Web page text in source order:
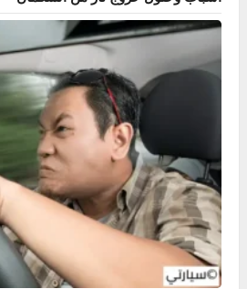
أسباب وحلول خروج نار من الشكمان –